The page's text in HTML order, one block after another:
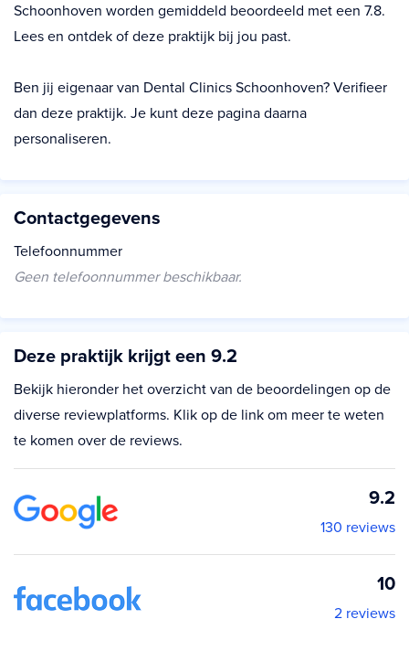
Schoonhoven worden gemiddeld beoordeeld met een 7.8.
Lees en ontdek of deze praktijk bij jou past.
Ben jij eigenaar van Dental Clinics Schoonhoven? Verifieer
dan deze praktijk. Je kunt deze pagina daarna
personaliseren.
Contactgegevens
Telefoonnummer
Geen telefoonnummer beschikbaar.
Deze praktijk krijgt een 9.2
Bekijk hieronder het overzicht van de beoordelingen op de
diverse reviewplatforms. Klik op de link om meer te weten
te komen over de reviews.
9.2
130 reviews
10
2 reviews